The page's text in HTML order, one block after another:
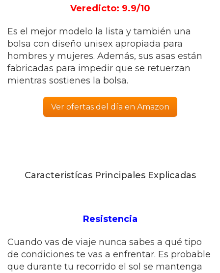
Veredicto: 9.9/10
Es el mejor modelo la lista y también una
bolsa con diseño unisex apropiada para
hombres y mujeres. Además, sus asas están
fabricadas para impedir que se retuerzan
mientras sostienes la bolsa.
Ver ofertas del día en Amazon
Caracteristícas Principales Explicadas
Resistencia
Cuando vas de viaje nunca sabes a qué tipo
de condiciones te vas a enfrentar. Es probable
que durante tu recorrido el sol se mantenga